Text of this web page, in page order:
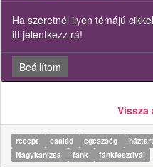
Ha szeretnél ilyen témájú
itt jelentkezz rá!
Beállítom
Vissza
recept család egészség
Nagykanizsa
fánk fánkfesztivál